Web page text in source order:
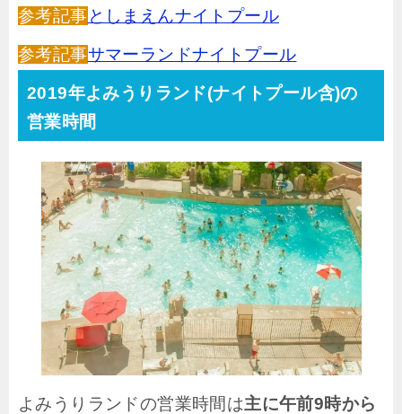
参考記事としまえんナイトプール
参考記事サマーランドナイトプール
2019年よみうりランド(ナイトプール含)の
営業時間
よみうりランドの営業時間は主に午前9時から